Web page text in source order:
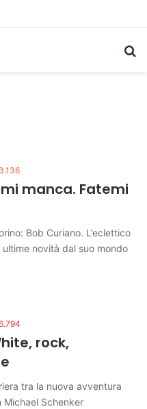
3.136
mi manca. Fatemi
Bob Curiano. L’eclettico
novità dal suo mondo
rock,
tra la nuova avventura
Schenker